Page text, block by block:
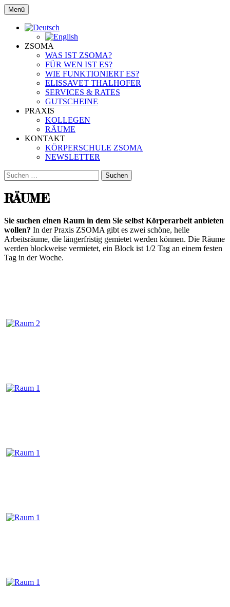
Zum
Inhalt
springen
Körperschule Zsoma
www.zsoma.de
Menü
ZSOMA
WAS IST ZSOMA?
FÜR WEN IST ES?
WIE FUNKTIONIERT ES?
ELISSAVET THALHOFER
SERVICES & RATES
GUTSCHEINE
PRAXIS
KOLLEGEN
RÄUME
KONTAKT
KÖRPERSCHULE ZSOMA
NEWSLETTER
Suchen
nach:
RÄUME
Sie suchen einen Raum in dem Sie selbst Körperarbeit anbieten
wollen? In der Praxis ZSOMA gibt es zwei schöne, helle
Arbeitsräume, die längerfristig gemietet werden können. Die Räume
werden blockweise vermietet, ein Block ist 1/2 Tag an einem festen
Tag in der Woche.